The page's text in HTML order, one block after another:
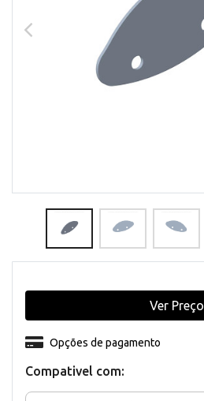
Compativel com:
Opções de pagamento
Ver Preço